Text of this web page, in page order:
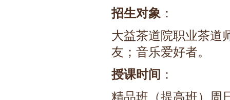
招生对象 ：
大益茶道院职业茶道
友；音乐爱好者。
授课时间 ：
精品班（提高班）周